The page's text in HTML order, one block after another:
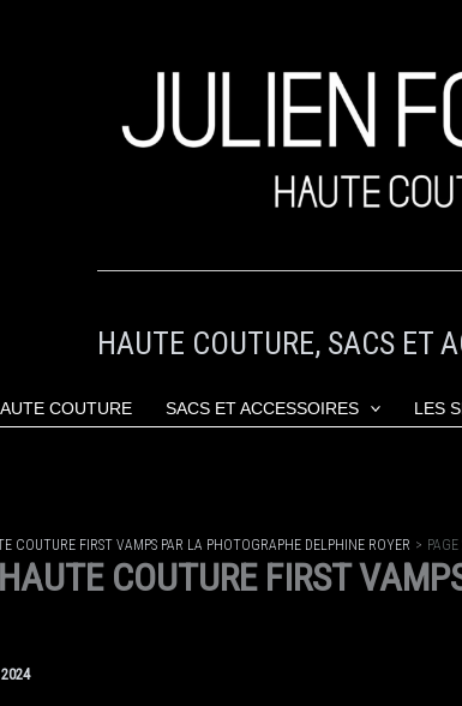
HAUTE COUTURE, SACS ET
COUTURE SACS ET ACCESSOIRES LES
COUTURE FIRST VAMPS PAR LA PHOTOGRAPHE DELPHINE ROYER PAGE
COUTURE FIRST